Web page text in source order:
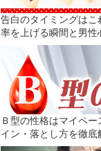
告白のタイミングは
率を上げる瞬間と男性
Ｂ型の性格はマイペ
イン・落とし方を徹底